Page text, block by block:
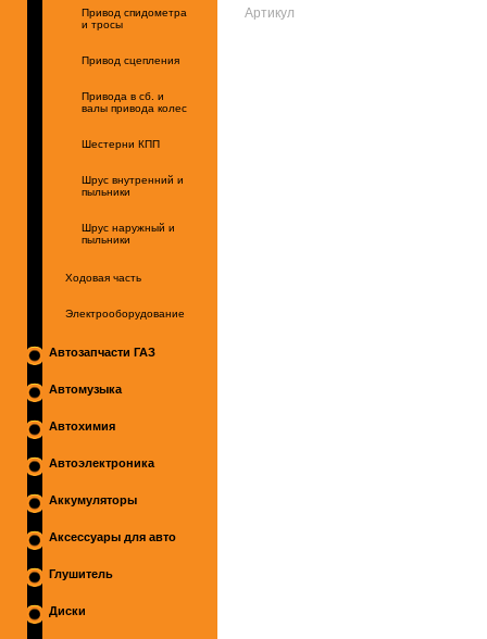
Привод спидометра
и тросы
Привод сцепления
Привода в сб. и
валы привода колес
Шестерни КПП
Шрус внутренний и
пыльники
Шрус наружный и
пыльники
Ходовая часть
Электрооборудование
Автозапчасти ГАЗ
Автомузыка
Автохимия
Автоэлектроника
Аккумуляторы
Аксессуары для авто
Глушитель
Диски
Артикул